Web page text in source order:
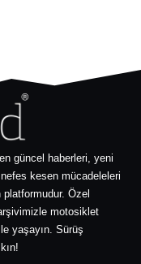
güncel haberleri, yeni
kesen mücadeleleri
Özel
motosiklet
yaşayın. Sürüş